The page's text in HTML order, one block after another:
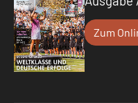
Zum